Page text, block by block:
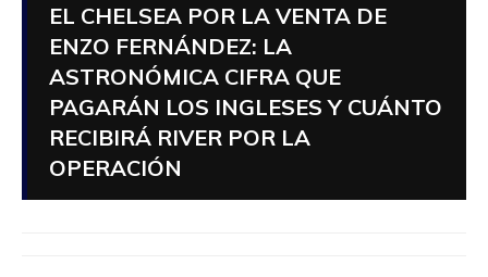
EL CHELSEA POR LA VENTA DE
ENZO FERNÁNDEZ: LA
ASTRONÓMICA CIFRA QUE
PAGARÁN LOS INGLESES Y CUÁNTO
RECIBIRÁ RIVER POR LA
OPERACIÓN